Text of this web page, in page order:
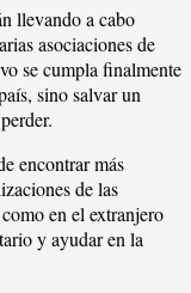
llevando a cabo
asociaciones de
se cumpla finalmente
sino salvar un
encontrar más
de las
en el extranjero
y ayudar en la